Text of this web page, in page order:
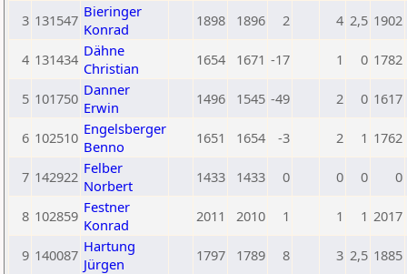
3 131547 Bieringer
Konrad
1898 1896 2 4 2,5 1902
4 131434 Dähne
Christian
1654 1671 -17 1 0 1782
5 101750 Danner
Erwin
1496 1545 -49 2 0 1617
6 102510 Engelsberger
Benno
1651 1654 -3 2 1 1762
7 142922 Felber
Norbert
1433 1433 0 0 0 0
8 102859 Festner
Konrad
2011 2010 1 1 1 2017
9 140087 Hartung
Jürgen
1797 1789 8 3 2,5 1885